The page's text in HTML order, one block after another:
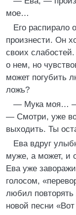
мое…
Его распирало
произнести. Он
своих
о нем, но
может погубить
ложь?
— Мука моя… —
— Смотри, уже
выходить. Ты
Ева вдруг
муже, а может, и
Ева уже
голосом,
любил
новой песни